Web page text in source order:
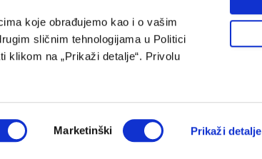
koje obrađujemo kao i o vašim
sličnim tehnologijama u Politici
klikom na „Prikaži detalje“. Privolu
Marketinški Prikaži detalje
PRIVATNOSTI
by